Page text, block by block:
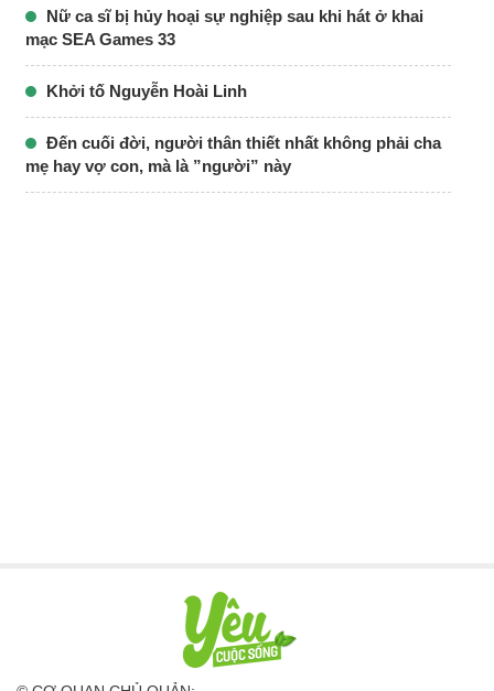
Nữ ca sĩ bị hủy hoại sự nghiệp sau khi hát ở khai
mạc SEA Games 33
Khởi tố Nguyễn Hoài Linh
Đến cuối đời, người thân thiết nhất không phải cha
mẹ hay vợ con, mà là ”người” này